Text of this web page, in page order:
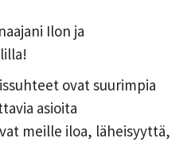
Ilon ja
ovat suurimpia
asioita
meille iloa, läheisyyttä,